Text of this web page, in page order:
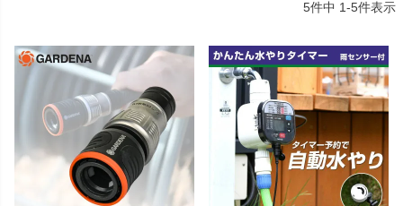
5件中 1-5件表示